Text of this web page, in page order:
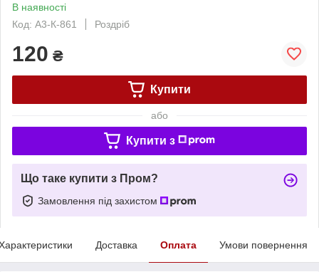
В наявності
Код: А3-К-861
Роздріб
120 ₴
Купити
або
Купити з
Що таке купити з Пром?
Замовлення під захистом
Доставка Оплата Умови повернення